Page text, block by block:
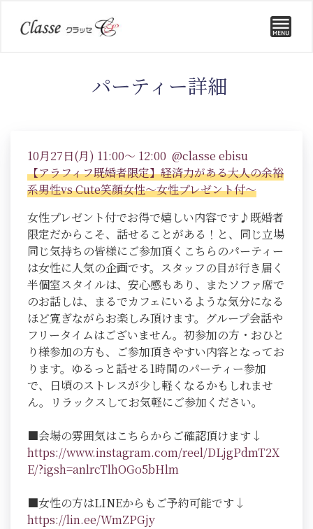
パーティー詳細
10月27日(月) 11:00～ 12:00 @classe ebisu
【アラフィフ既婚者限定】経済力がある大人の余裕
系男性vs Cute笑顔女性～女性プレゼント付～
女性プレゼント付でお得で嬉しい内容です♪既婚者
限定だからこそ、話せることがある！と、同じ立場
同じ気持ちの皆様にご参加頂くこちらのパーティー
は女性に人気の企画です。スタッフの目が行き届く
半個室スタイルは、安心感もあり、またソファ席で
のお話しは、まるでカフェにいるような気分になる
ほど寛ぎながらお楽しみ頂けます。グループ会話や
フリータイムはございません。初参加の方・おひと
り様参加の方も、ご参加頂きやすい内容となってお
ります。ゆるっと話せる1時間のパーティー参加
で、日頃のストレスが少し軽くなるかもしれませ
ん。リラックスしてお気軽にご参加ください。
■会場の雰囲気はこちらからご確認頂けます↓
https://www.instagram.com/reel/DLjgPdmT2X
E/?igsh=anlrcTlhOGo5bHlm
■女性の方はLINEからもご予約可能です↓
https://lin.ee/WmZPGjy